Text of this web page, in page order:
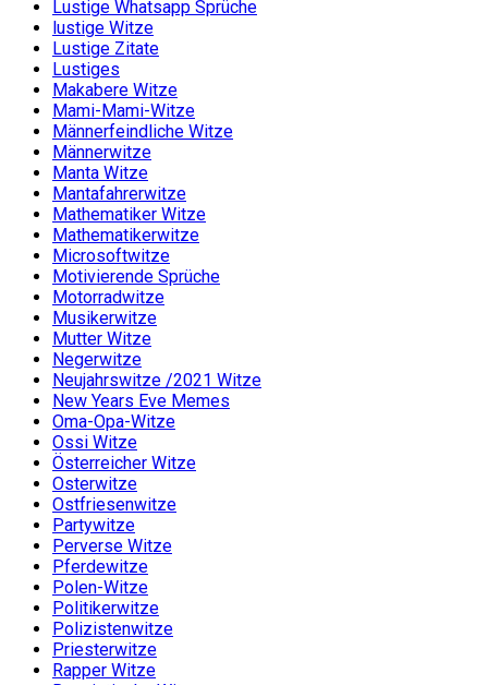
Lustige Whatsapp Sprüche
lustige Witze
Lustige Zitate
Lustiges
Makabere Witze
Mami-Mami-Witze
Männerfeindliche Witze
Männerwitze
Manta Witze
Mantafahrerwitze
Mathematiker Witze
Mathematikerwitze
Microsoftwitze
Motivierende Sprüche
Motorradwitze
Musikerwitze
Mutter Witze
Negerwitze
Neujahrswitze /2021 Witze
New Years Eve Memes
Oma-Opa-Witze
Ossi Witze
Österreicher Witze
Osterwitze
Ostfriesenwitze
Partywitze
Perverse Witze
Pferdewitze
Polen-Witze
Politikerwitze
Polizistenwitze
Priesterwitze
Rapper Witze